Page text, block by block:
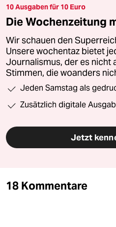
10 Ausgaben für 10 Euro
Die Wochenzeitung
Wir schauen den
Unsere wochentaz bietet
Journalismus, der es nicht
Stimmen, die woanders
Jeden Samstag als
Zusätzlich digitale
Jetzt
18 Kommentare